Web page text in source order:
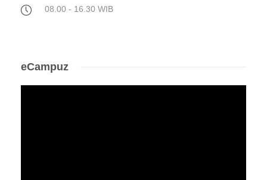
08.00 - 16.30 WIB
eCampuz